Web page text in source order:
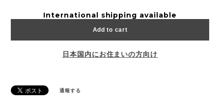
International shipping available
Add to cart
日本国内にお住まいの方向け
通報する